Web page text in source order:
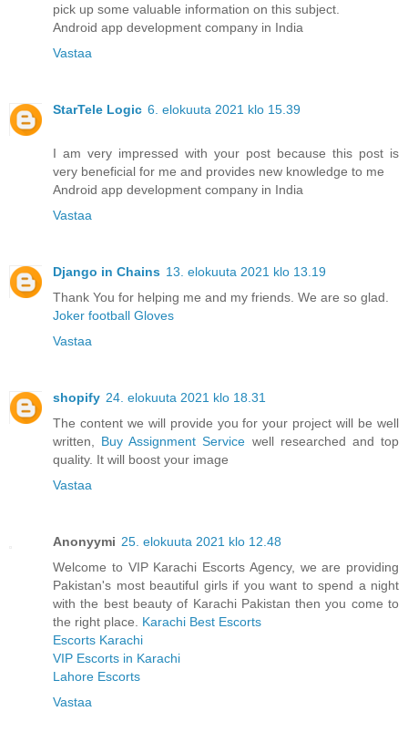
pick up some valuable information on this subject.
Android app development company in India
Vastaa
StarTele Logic 6. elokuuta 2021 klo 15.39
I am very impressed with your post because this post is
very beneficial for me and provides new knowledge to me
Android app development company in India
Vastaa
Django in Chains 13. elokuuta 2021 klo 13.19
Thank You for helping me and my friends. We are so glad.
Joker football Gloves
Vastaa
shopify 24. elokuuta 2021 klo 18.31
The content we will provide you for your project will be well
written, Buy Assignment Service well researched and top
quality. It will boost your image
Vastaa
Anonyymi 25. elokuuta 2021 klo 12.48
Welcome to VIP Karachi Escorts Agency, we are providing
Pakistan's most beautiful girls if you want to spend a night
with the best beauty of Karachi Pakistan then you come to
the right place. Karachi Best Escorts
Escorts Karachi
VIP Escorts in Karachi
Lahore Escorts
Vastaa